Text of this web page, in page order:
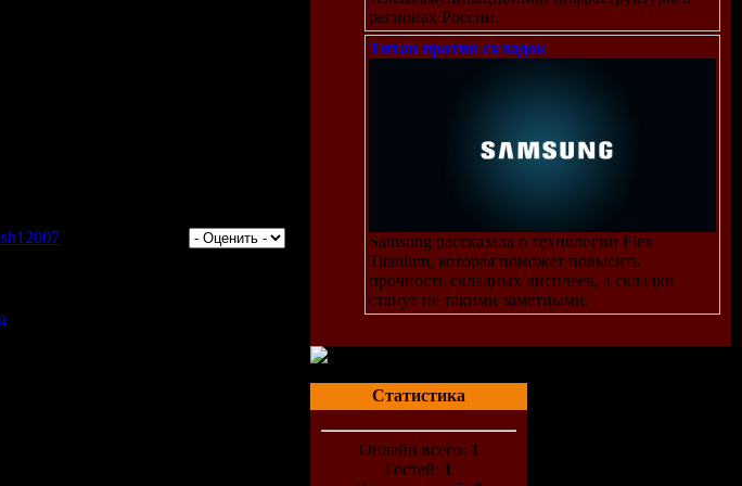
]
регионах России.
Титан против складок
Samsung рассказала о технологии Flex
Titanium, которая поможет повысить
прочность складных дисплеев, а складки
станут не такими заметными.
Статистика
Онлайн всего: 1
Гостей: 1